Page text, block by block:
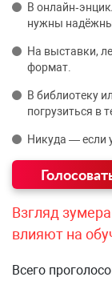
В
нужны
На выставки,
формат.
В библиотеку
погрузиться в
Никуда — если
Взгляд
влияют на
Всего